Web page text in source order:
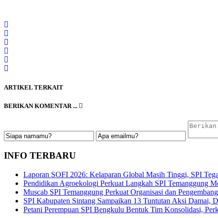
ARTIKEL TERKAIT
BERIKAN KOMENTAR ...
INFO TERBARU
Laporan SOFI 2026: Kelaparan Global Masih Tinggi, SPI
Pendidikan Agroekologi Perkuat Langkah SPI Temanggung
Muscab SPI Temanggung Perkuat Organisasi dan
SPI Kabupaten Sintang Sampaikan 13 Tuntutan Aksi Damai,
Petani Perempuan SPI Bengkulu Bentuk Tim Konsolidasi,